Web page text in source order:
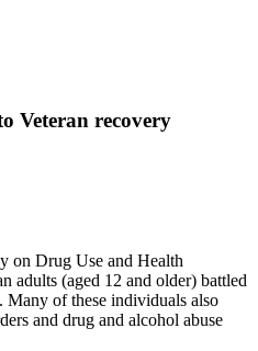
Veteran recovery
on Drug Use and Health
(aged 12 and older) battled
Many of these individuals also
and drug and alcohol abuse